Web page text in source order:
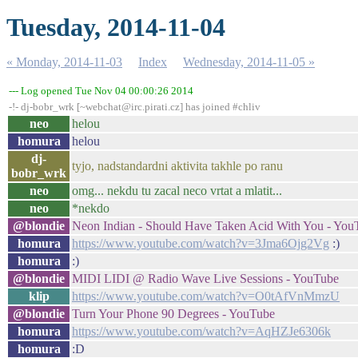
Tuesday, 2014-11-04
« Monday, 2014-11-03 Index Wednesday, 2014-11-05 »
--- Log opened Tue Nov 04 00:00:26 2014
-!- dj-bobr_wrk [~webchat@irc.pirati.cz] has joined #chliv
neo
helou
homura
helou
dj-
bobr_wrk
tyjo, nadstandardni aktivita takhle po ranu
neo
omg... nekdu tu zacal neco vrtat a mlatit...
neo
*nekdo
@blondie Neon Indian - Should Have Taken Acid With You -
homura
https://www.youtube.com/watch?v=3Jma6Ojg2Vg :)
homura
:)
@blondie MIDI LIDI @ Radio Wave Live Sessions - YouTube
klip
https://www.youtube.com/watch?v=O0tAfVnMmzU
@blondie Turn Your Phone 90 Degrees - YouTube
homura
https://www.youtube.com/watch?v=AqHZJe6306k
homura
:D